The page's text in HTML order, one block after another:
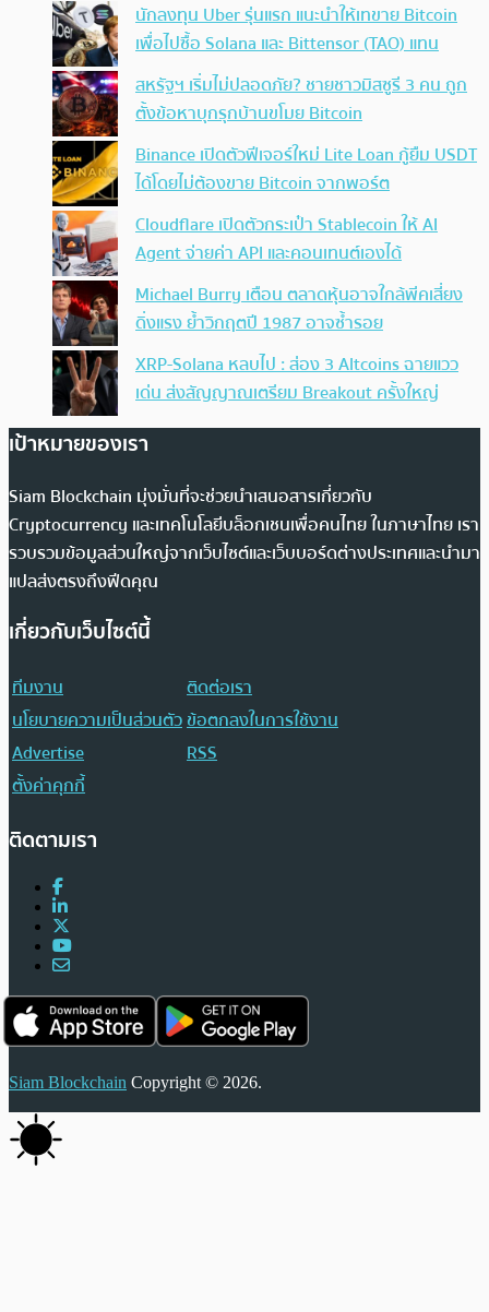
นักลงทุน Uber รุ่นแรก แนะนำให้เทขาย Bitcoin
เพื่อไปซื้อ Solana และ Bittensor (TAO) แทน
สหรัฐฯ เริ่มไม่ปลอดภัย? ชายชาวมิสซูรี 3 คน ถูก
ตั้งข้อหาบุกรุกบ้านขโมย Bitcoin
Binance เปิดตัวฟีเจอร์ใหม่ Lite Loan กู้ยืม USDT
ได้โดยไม่ต้องขาย Bitcoin จากพอร์ต
Cloudflare เปิดตัวกระเป๋า Stablecoin ให้ AI
Agent จ่ายค่า API และคอนเทนต์เองได้
Michael Burry เตือน ตลาดหุ้นอาจใกล้พีคเสี่ยง
ดิ่งแรง ย้ำวิกฤตปี 1987 อาจซ้ำรอย
XRP-Solana หลบไป : ส่อง 3 Altcoins ฉายแวว
เด่น ส่งสัญญาณเตรียม Breakout ครั้งใหญ่
เป้าหมายของเรา
Siam Blockchain มุ่งมั่นที่จะช่วยนำเสนอสารเกี่ยวกับ
Cryptocurrency และเทคโนโลยีบล็อกเชนเพื่อคนไทย ในภาษาไทย เรา
รวบรวมข้อมูลส่วนใหญ่จากเว็บไซต์และเว็บบอร์ดต่างประเทศและนำมา
แปลส่งตรงถึงฟีดคุณ
เกี่ยวกับเว็บไซต์นี้
ทีมงาน
ติดต่อเรา
นโยบายความเป็นส่วนตัวข้อตกลงในการใช้งาน
Advertise
RSS
ตั้งค่าคุกกี้
ติดตามเรา
Siam Blockchain Copyright © 2026.